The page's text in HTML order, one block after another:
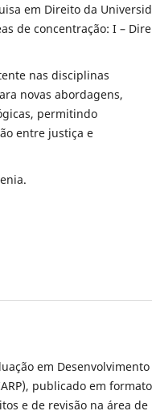
em Direito da
de concentração: I –
nas disciplinas
novas abordagens,
permitindo
entre justiça e
em Desenvolvimento
publicado em formato
e de revisão na área de